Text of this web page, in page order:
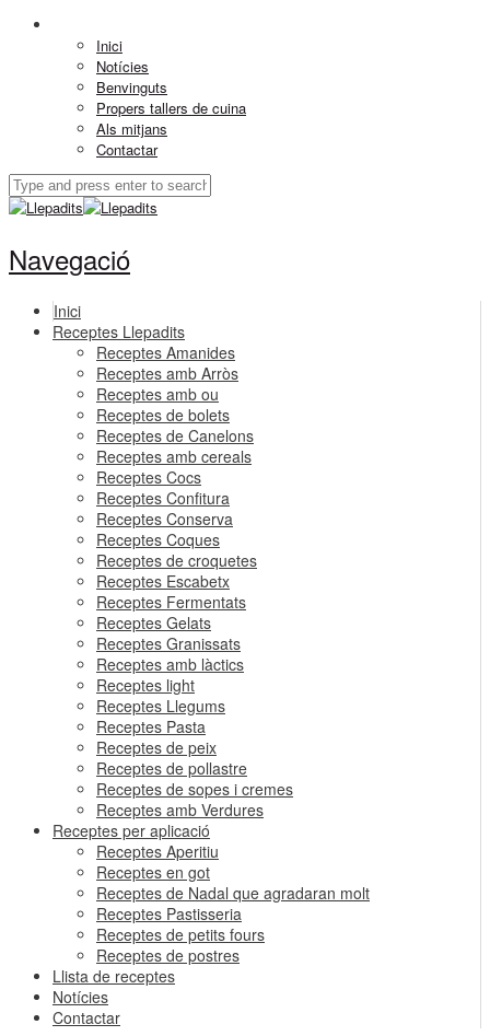
Inici
Notícies
Benvinguts
Propers tallers de cuina
Als mitjans
Contactar
Navegació
Inici
Receptes Llepadits
Receptes Amanides
Receptes amb Arròs
Receptes amb ou
Receptes de bolets
Receptes de Canelons
Receptes amb cereals
Receptes Cocs
Receptes Confitura
Receptes Conserva
Receptes Coques
Receptes de croquetes
Receptes Escabetx
Receptes Fermentats
Receptes Gelats
Receptes Granissats
Receptes amb làctics
Receptes light
Receptes Llegums
Receptes Pasta
Receptes de peix
Receptes de pollastre
Receptes de sopes i cremes
Receptes amb Verdures
Receptes per aplicació
Receptes Aperitiu
Receptes en got
Receptes de Nadal que agradaran molt
Receptes Pastisseria
Receptes de petits fours
Receptes de postres
Llista de receptes
Notícies
Contactar